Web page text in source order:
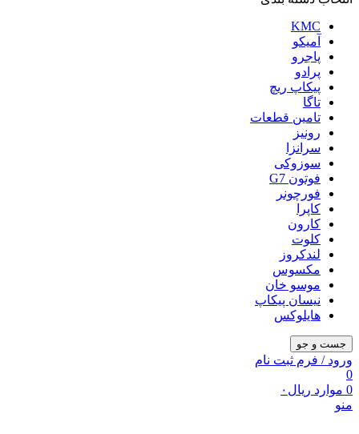
KMC
آمیکو
پاجرو
پرادو
پیکاپ ریچ
تاگا
تامین قطعات
رونیز
سرانزا
سوزوکی
فوتون G7
فورچونر
کاپرا
کارون
کلوت
لندکروز
مکسوس
موسو خان
نیسان پیکاپ
هایلوکس
جست و جو
ورود / فرم ثبت نام
0
0 موارد ریال ۰
منو